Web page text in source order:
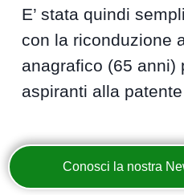
E’ stata quindi
con la riconduzione
anagrafico (65 anni)
aspiranti alla
Conosci la nostra